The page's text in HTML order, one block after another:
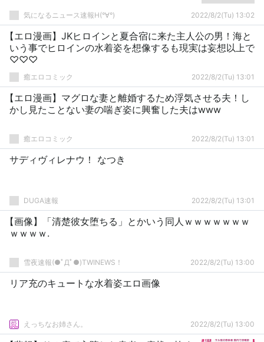
気になるニュース速報H(°∀°) 2022/8/2(Tu) 13:02
【エロ漫画】JKヒロインと夏合宿に来た主人公の男！海と
いう事でヒロインの水着姿を想像するも現実は妄想以上で
♡♡♡
癒エロコミック 2022/8/2(Tu) 13:01
【エロ漫画】マグロな妻と離婚するため浮気させる夫！し
かし見たことない妻の喘ぎ姿に興奮した夫はwww
癒エロコミック 2022/8/2(Tu) 13:01
サディヴィレナウ！ なつき
DUGA速報 2022/8/2(Tu) 13:01
【画像】「清楚彼女堕ちる」とかいう同人ｗｗｗｗｗｗｗ
ｗｗｗｗ.
雪夜速報(●ﾟДﾟ●)TWINEWS！ 2022/8/2(Tu) 13:00
リア充のキュートな水着姿エロ画像
えっちなお姉さん。 2022/8/2(Tu) 13:00